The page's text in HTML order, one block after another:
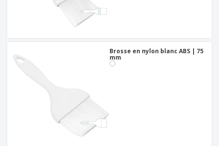
Brosse en nylon blanc ABS | 75
mm